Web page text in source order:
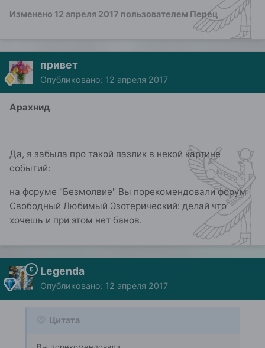
Изменено 12 апреля 2017 пользователем Перец
привет
Опубликовано: 12 апреля 2017
Арахнид
Да, я забыла про такой пазлик в некой картине
событий:
на форуме "Безмолвие" Вы порекомендовали форум
Свободный Любимый Эзотерический: делай что
хочешь и при этом нет банов.
Legenda
Опубликовано: 12 апреля 2017
Цитата